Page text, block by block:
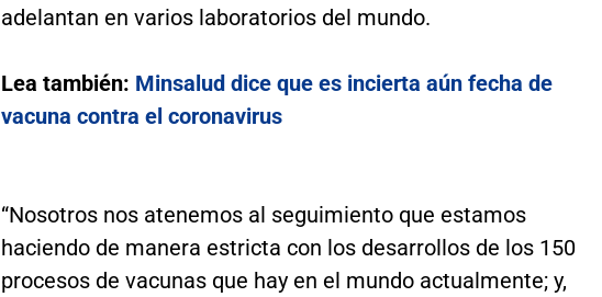
adelantan en varios laboratorios del mundo.
Lea también: Minsalud dice que es incierta aún fecha de
vacuna contra el coronavirus
“Nosotros nos atenemos al seguimiento que estamos
haciendo de manera estricta con los desarrollos de los 150
procesos de vacunas que hay en el mundo actualmente; y,